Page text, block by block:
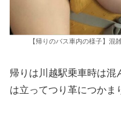
【帰りのバス車内の様子】混
帰りは川越駅乗車時は混
は立ってつり革につかま